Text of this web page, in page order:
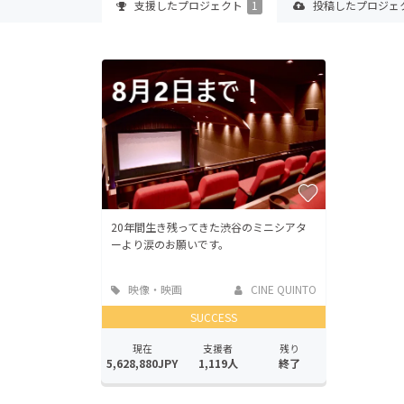
支援したプロジェクト 1 投稿したプロジェ
20年間生き残ってきた渋谷のミニシアタ
ーより涙のお願いです。
映像・映画
CINE QUINTO
SUCCESS
現在
5,628,880JPY
支援者
1,119人
残り
終了